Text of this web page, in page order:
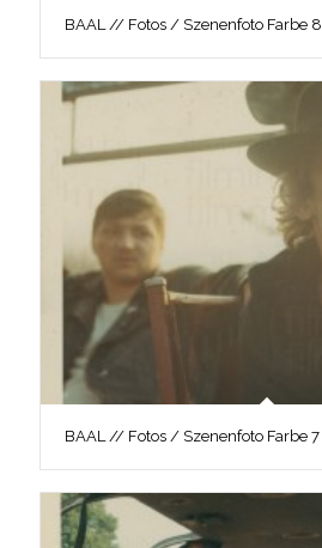
BAAL // Fotos / Szenenfoto Farbe 8
BAAL // Fotos / Szenenfoto Farbe 7